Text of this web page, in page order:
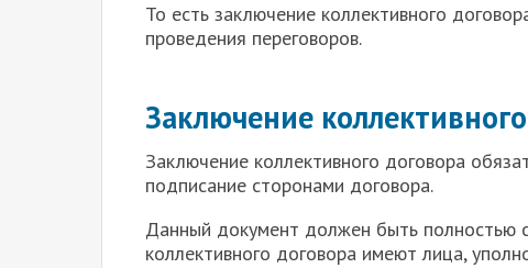
То есть заключение коллективного
проведения переговоров.
Заключение
Заключение коллективного договора
подписание сторонами договора.
Данный документ должен быть полностью
коллективного договора имеют лица,